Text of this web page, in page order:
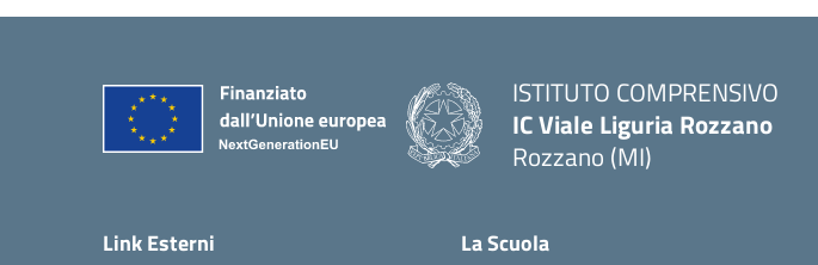
ISTITUTO COMPRENSIVO
IC Viale Liguria Rozzano
Rozzano (MI)
Link Esterni La Scuola